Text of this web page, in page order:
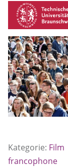
Kategorie: Film
francophone